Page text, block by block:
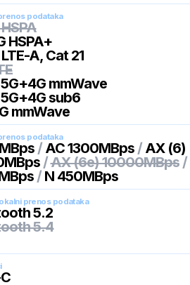
podataka
HSPA+
A, Cat 21
mmWave
sub6
mmWave
podataka
/ AC 1300MBps/ AX (6)
/AX (6e) 10000MBps/
/ N 450MBps
prenos podataka
5.2
5.4